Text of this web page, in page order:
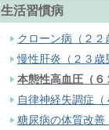
生活習慣病
クローン病（２２
慢性肝炎（２３歳
本態性高血圧（６
自律神経失調症（
糖尿病の体質改善